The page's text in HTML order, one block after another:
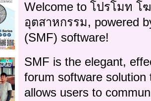
Welcome to โปรโมท
อุตสาหกรรม, powered
(SMF) software!
SMF is the elegant,
forum software
allows users to